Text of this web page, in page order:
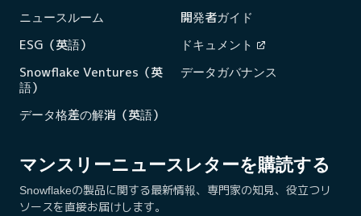
マンスリーニュースレターを購読する
Snowflakeの製品に関する最新情報、専門家の知見、役立つリ
ソースを直接お届けします。
ニュースルーム
ESG（英語）
Snowflake Ventures（英
語）
データ格差の解消（英語）
開発者ガイド
ドキュメント
データガバナンス